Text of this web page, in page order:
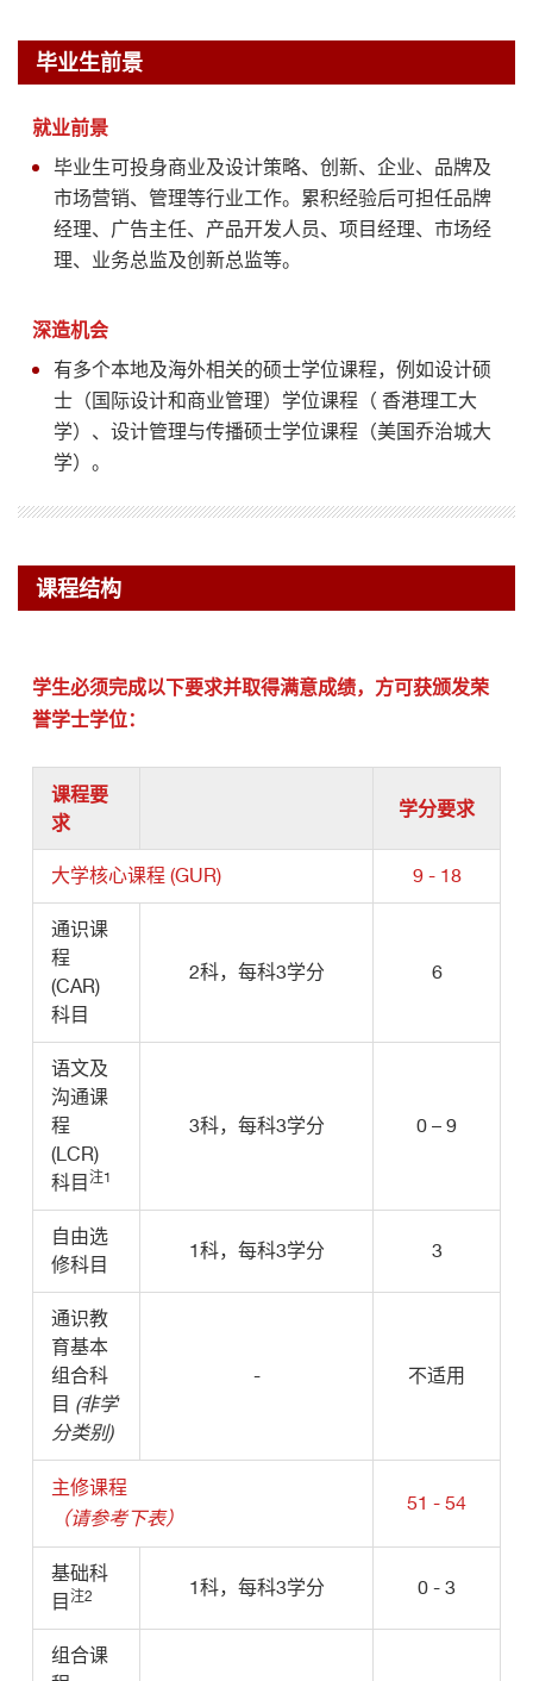
毕业生前景
就业前景
毕业生可投身商业及设计策略、创新、企业、品牌及
市场营销、管理等行业工作。累积经验后可担任品牌
经理、广告主任、产品开发人员、项目经理、市场经
理、业务总监及创新总监等。
深造机会
有多个本地及海外相关的硕士学位课程，例如设计硕
士（国际设计和商业管理）学位课程（ 香港理工大
学）、设计管理与传播硕士学位课程（美国乔治城大
学）。
课程结构
学生必须完成以下要求并取得满意成绩，方可获颁发荣
誉学士学位：
课程要
求
学分要求
大学核心课程 (GUR) 9 - 18
通识课
程
(CAR)
科目
2科，每科3学分 6
语文及
沟通课
程
(LCR)
科目 注1
3科，每科3学分 0 – 9
自由选
修科目
1科，每科3学分 3
通识教
育基本
组合科
目 (非学
分类别)
- 不适用
主修课程
（请参考下表）
51 - 54
基础科
目 注2 1科，每科3学分 0 - 3
组合课